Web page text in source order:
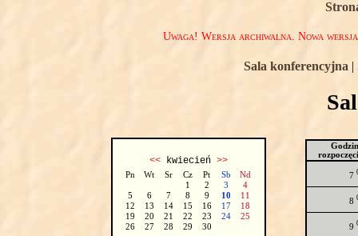
Uwaga! Wersja archiwalna. Nowa
Sala konferencyjna |
<<kwiecień >>
Pn Wt Sr Cz Pt Sb
Nd
1
2 3
4
5
6 7 8 9 10
11
12
13 14 15 16 17
18
19
20 21 22 23 24
25
26
27 28 29 30
7
8
9